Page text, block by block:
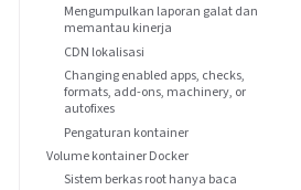
Mengumpulkan laporan galat dan
memantau kinerja
CDN lokalisasi
Changing enabled apps, checks,
formats, add-ons, machinery, or
autofixes
Pengaturan kontainer
Volume kontainer Docker
Sistem berkas root hanya baca